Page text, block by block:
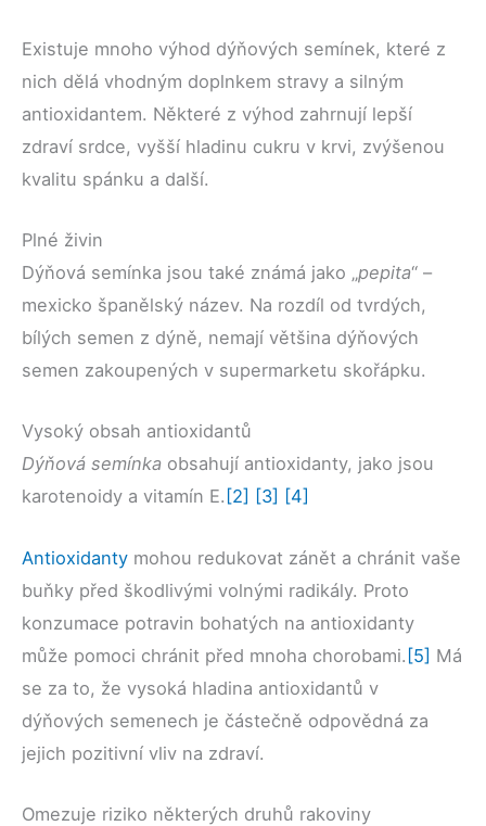
Existuje mnoho výhod dýňových semínek, které z
nich dělá vhodným doplnkem stravy a silným
antioxidantem. Některé z výhod zahrnují lepší
zdraví srdce, vyšší hladinu cukru v krvi, zvýšenou
kvalitu spánku a další.
Plné živin
Dýňová semínka jsou také známá jako „pepita“ –
mexicko španělský název. Na rozdíl od tvrdých,
bílých semen z dýně, nemají většina dýňových
semen zakoupených v supermarketu skořápku.
Vysoký obsah antioxidantů
Dýňová semínka obsahují antioxidanty, jako jsou
karotenoidy a vitamín E. [2] [3] [4]
Antioxidanty mohou redukovat zánět a chránit vaše
buňky před škodlivými volnými radikály. Proto
konzumace potravin bohatých na antioxidanty
může pomoci chránit před mnoha chorobami. [5] Má
se za to, že vysoká hladina antioxidantů v
dýňových semenech je částečně odpovědná za
jejich pozitivní vliv na zdraví.
Omezuje riziko některých druhů rakoviny